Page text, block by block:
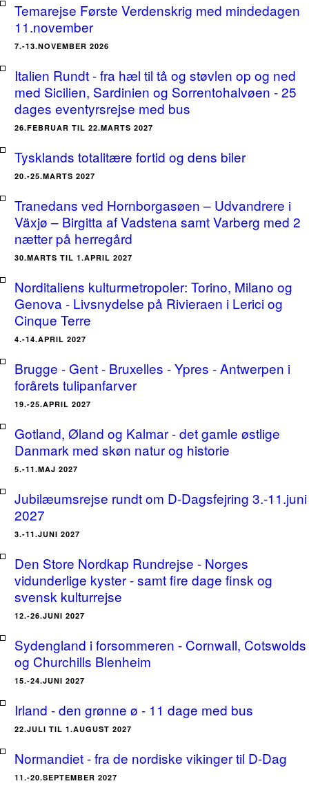
Temarejse Første Verdenskrig med mindedagen
11.november
7.-13.NOVEMBER 2026
Italien Rundt - fra hæl til tå og støvlen op og ned
med Sicilien, Sardinien og Sorrentohalvøen - 25
dages eventyrsrejse med bus
26.FEBRUAR TIL 22.MARTS 2027
Tysklands totalitære fortid og dens biler
20.-25.MARTS 2027
Tranedans ved Hornborgasøen – Udvandrere i
Växjø – Birgitta af Vadstena samt Varberg med 2
nætter på herregård
30.MARTS TIL 1.APRIL 2027
Norditaliens kulturmetropoler: Torino, Milano og
Genova - Livsnydelse på Rivieraen i Lerici og
Cinque Terre
4.-14.APRIL 2027
Brugge - Gent - Bruxelles - Ypres - Antwerpen i
forårets tulipanfarver
19.-25.APRIL 2027
Gotland, Øland og Kalmar - det gamle østlige
Danmark med skøn natur og historie
5.-11.MAJ 2027
Jubilæumsrejse rundt om D-Dagsfejring 3.-11.juni
2027
3.-11.JUNI 2027
Den Store Nordkap Rundrejse - Norges
vidunderlige kyster - samt fire dage finsk og
svensk kulturrejse
12.-26.JUNI 2027
Sydengland i forsommeren - Cornwall, Cotswolds
og Churchills Blenheim
15.-24.JUNI 2027
Irland - den grønne ø - 11 dage med bus
22.JULI TIL 1.AUGUST 2027
Normandiet - fra de nordiske vikinger til D-Dag
11.-20.SEPTEMBER 2027